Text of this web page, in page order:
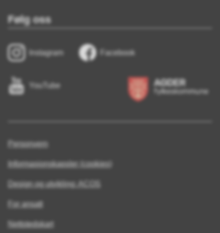
Følg oss
Instagram Facebook
YouTube
Personvern
Informasjonskapsler (cookies)
Design og utvikling: ACOS
For ansatt
Nettstedskart